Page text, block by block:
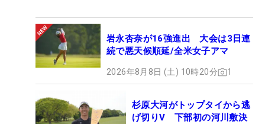
岩永杏奈が16強進出 大会は3日連
続で悪天候順延/全米女子アマ
2026年8月8日 (土) 10時20分 1
杉原大河がトップタイから逃
げ切りV 下部初の河川敷決